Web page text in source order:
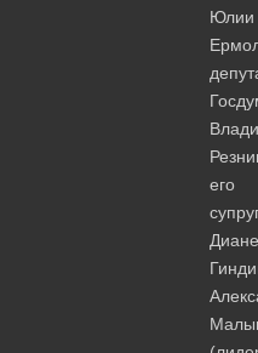
Юлии
его
Диане